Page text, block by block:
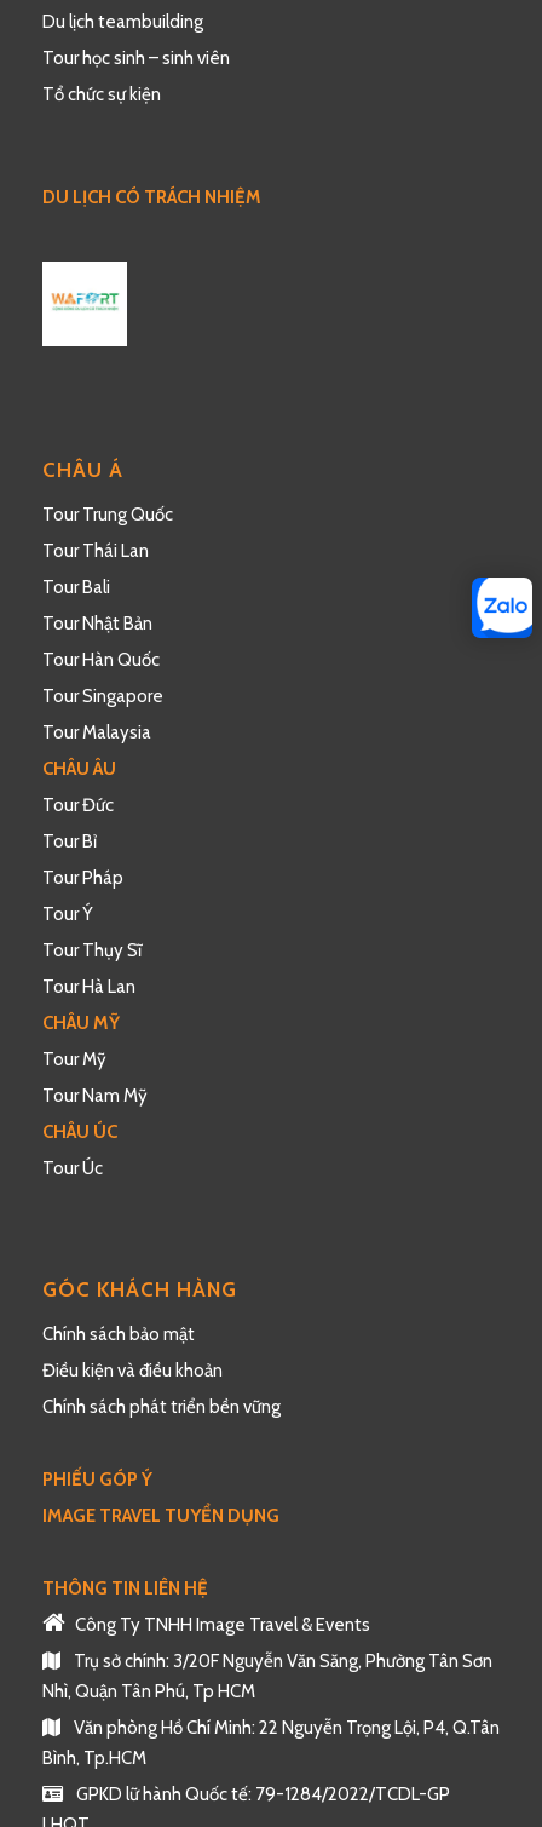
Du lịch teambuilding
Tour học sinh – sinh viên
Tổ chức sự kiện
DU LỊCH CÓ TRÁCH NHIỆM
CHÂU Á
Tour Trung Quốc
Tour Thái Lan
Tour Bali
Tour Nhật Bản
Tour Hàn Quốc
Tour Singapore
Tour Malaysia
CHÂU ÂU
Tour Đức
Tour Bỉ
Tour Pháp
Tour Ý
Tour Thụy Sĩ
Tour Hà Lan
CHÂU MỸ
Tour Mỹ
Tour Nam Mỹ
CHÂU ÚC
Tour Úc
GÓC KHÁCH HÀNG
Chính sách bảo mật
Điều kiện và điều khoản
Chính sách phát triển bền vững
PHIẾU GÓP Ý
IMAGE TRAVEL TUYỂN DỤNG
THÔNG TIN LIÊN HỆ
Công Ty TNHH Image Travel & Events
Trụ sở chính: 3/20F Nguyễn Văn Săng, Phường Tân Sơn
Nhì, Quận Tân Phú, Tp HCM
Văn phòng Hồ Chí Minh: 22 Nguyễn Trọng Lội, P4, Q.Tân
Bình, Tp.HCM
GPKD lữ hành Quốc tế: 79-1284/2022/TCDL-GP